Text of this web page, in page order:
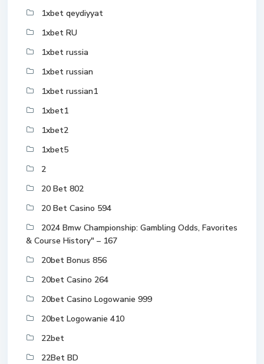
1xbet qeydiyyat
1xbet RU
1xbet russia
1xbet russian
1xbet russian1
1xbet1
1xbet2
1xbet5
2
20 Bet 802
20 Bet Casino 594
2024 Bmw Championship: Gambling Odds, Favorites
& Course History" – 167
20bet Bonus 856
20bet Casino 264
20bet Casino Logowanie 999
20bet Logowanie 410
22bet
22Bet BD